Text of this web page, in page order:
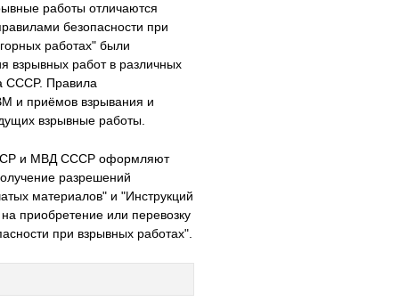
работы отличаются
безопасности при
работах" были
взрывных работ в различных
CCCP. Правила
и приёмов взрывания и
взрывные работы.
и МВД CCCP оформляют
разрешений
материалов" и "Инструкций
приобретение или перевозку
при взрывных работах".